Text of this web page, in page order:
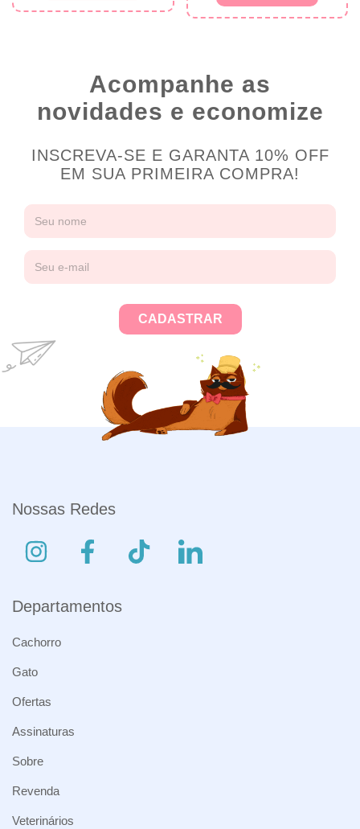
Acompanhe as
novidades e economize
INSCREVA-SE E GARANTA 10% OFF
EM SUA PRIMEIRA COMPRA!
Nossas Redes
Departamentos
Cachorro
Gato
Ofertas
Assinaturas
Sobre
Revenda
Veterinários